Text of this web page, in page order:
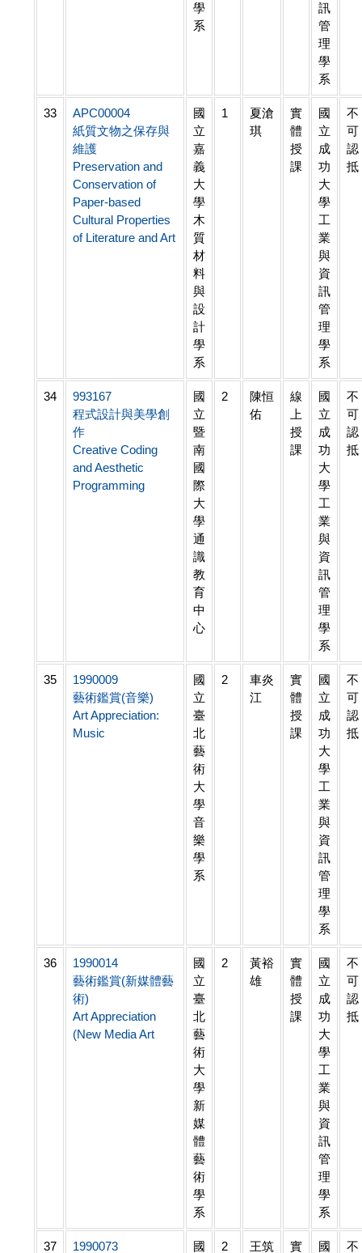
學
系
訊
管
理
學
系
33
APC00004
紙質文物之保存與
維護
Preservation and
Conservation of
Paper-based
Cultural Properties
of Literature and Art
國
立
嘉
義
大
學
木
質
材
料
與
設
計
學
系
1
夏滄
琪
實
體
授
課
國
立
成
功
大
學
工
業
與
資
訊
管
理
學
系
不
可
認
抵
34
993167
程式設計與美學創
作
Creative Coding
and Aesthetic
Programming
國
立
暨
南
國
際
大
學
通
識
教
育
中
心
2
陳恒
佑
線
上
授
課
國
立
成
功
大
學
工
業
與
資
訊
管
理
學
系
不
可
認
抵
35
1990009
藝術鑑賞(音樂)
Art Appreciation:
Music
國
立
臺
北
藝
術
大
學
音
樂
學
系
2
車炎
江
實
體
授
課
國
立
成
功
大
學
工
業
與
資
訊
管
理
學
系
不
可
認
抵
36
1990014
藝術鑑賞(新媒體藝
術)
Art Appreciation
(New Media Art
國
立
臺
北
藝
術
大
學
新
媒
體
藝
術
學
系
2
黃裕
雄
實
體
授
課
國
立
成
功
大
學
工
業
與
資
訊
管
理
學
系
不
可
認
抵
37 1990073 國 2 王筑 實 國 不